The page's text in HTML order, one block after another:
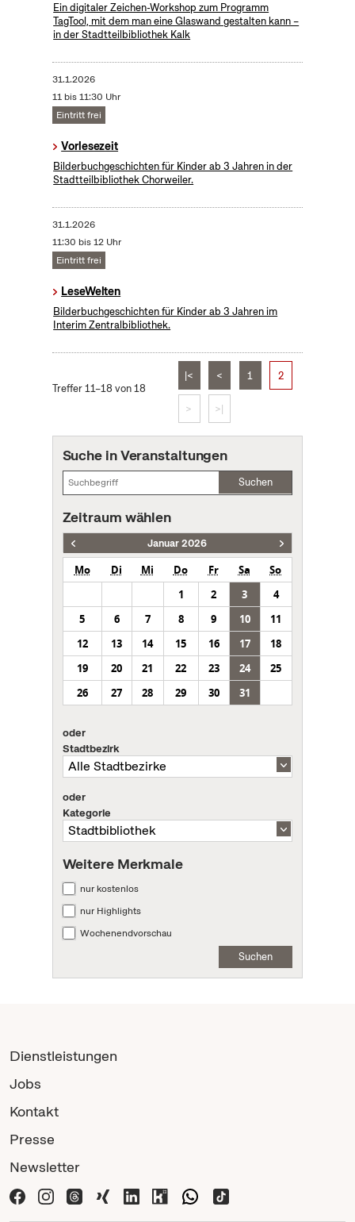
Ein digitaler Zeichen-Workshop zum Programm
TagTool, mit dem man eine Glaswand gestalten kann –
in der Stadtteilbibliothek Kalk
31.1.2026
11 bis 11:30 Uhr
Eintritt frei
Vorlesezeit
Bilderbuchgeschichten für Kinder ab 3 Jahren in der
Stadtteilbibliothek Chorweiler.
31.1.2026
11:30 bis 12 Uhr
Eintritt frei
LeseWelten
Bilderbuchgeschichten für Kinder ab 3 Jahren im
Interim Zentralbibliothek.
Treffer 11–18 von 18
|< < 1 2
> >|
Suche in Veranstaltungen
Suchen
Zeitraum wählen
Januar 2026
Mo Di Mi Do Fr Sa
So
1
2 3
4
5
6 7 8 9 10
11
12
13 14 15 16 17
18
19
20 21 22 23 24
25
26
27 28 29 30 31
oder
Stadtbezirk
oder
Kategorie
Weitere Merkmale
nur kostenlos
nur Highlights
Wochenendvorschau
Suchen
Dienstleistungen
Jobs
Kontakt
Presse
Newsletter